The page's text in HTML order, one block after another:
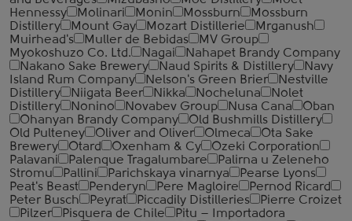
Hennessy
Molinari Monin Mossburn
Mossburn
Distillery
Mount Gay Mozart Distillerie
Mrganush
Muirhead's
Muller de Bebidas
MV Group
Myokoshuzo Co. Ltd.
Nagai
Nahapet Brandy Company
Nakano Sake Brewery
Naud Spirits & Distillery
Navy
Island Rum Company
Nelson's Green Brier
Nestville
Distillery
Niigata Beer Nikka Nocheluna
Nolet
Distillery
Nonino Novabev Group Nusa Cana
Oban
Ohanyan Brandy Company
Old Bushmills Distillery
Old Pulteney
Oliver and Oliver Olmeca
Ota Sake
Brewery
Otard Oxenham & Cy
Ozeki Corporation
Palavani
Palenque Tragalumbare
Palirna u Zeleneho
Stromu
Pallini Parichskaya vinarnya
Pearse Lyons
Peat's Beast
Penderyn Pere Magloire
Pernod Ricard
Peter Busch
Peyrat Piccadily Distilleries
Pierre Croizet
Pilzer
Pisquera de Chile
Pitu – Importadora